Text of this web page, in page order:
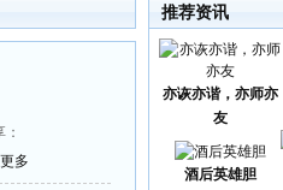
更多
推荐资讯
亦诙亦谐，亦师亦
友
酒后英雄胆